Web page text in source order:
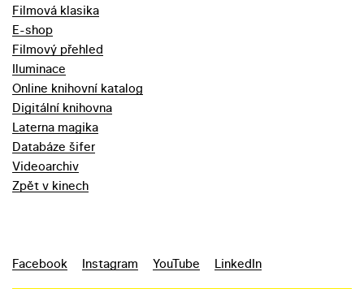
Filmová klasika
E-shop
Filmový přehled
Iluminace
Online knihovní katalog
Digitální knihovna
Laterna magika
Databáze šifer
Videoarchiv
Zpět v kinech
Facebook Instagram YouTube LinkedIn